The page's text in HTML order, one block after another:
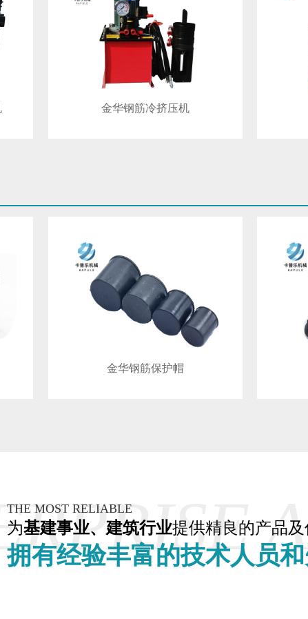
金华钢筋冷挤压机
金华钢筋保护帽
THE MOST RELIABLE
为基建事业、建筑行业提供精良的产品
拥有经验丰富的技术人员